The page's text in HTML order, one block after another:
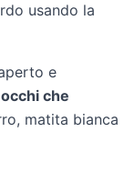
usando la
e
che
matita bianca